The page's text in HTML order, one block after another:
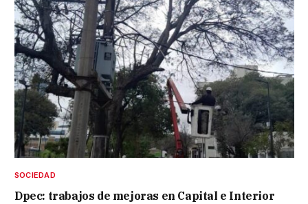
SOCIEDAD
Dpec: trabajos de mejoras en Capital e Interior